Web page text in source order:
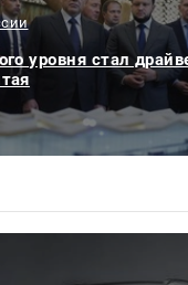
уровня стал